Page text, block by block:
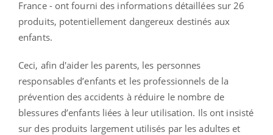
France - ont fourni des informations détaillées sur 26
produits, potentiellement dangereux destinés aux
enfants.
Ceci, afin d'aider les parents, les personnes
responsables d’enfants et les professionnels de la
prévention des accidents à réduire le nombre de
blessures d’enfants liées à leur utilisation. Ils ont insisté
sur des produits largement utilisés par les adultes et